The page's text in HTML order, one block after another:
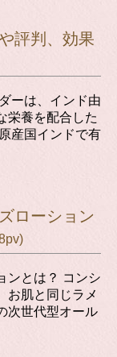
評判、効果
ーは、インド由
栄養を配合した
産国インドで有
ローション
ンとは？ コンシ
お肌と同じラメ
次世代型オール